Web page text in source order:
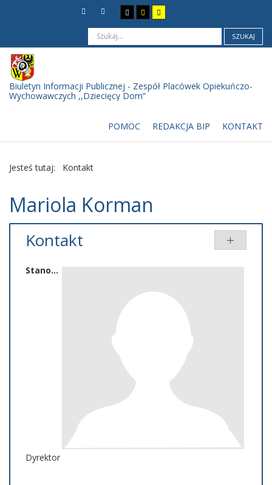
SZUKAJ
Biuletyn Informacji Publicznej - Zespół Placówek Opiekuńczo-
Wychowawczych ,,Dziecięcy Dom”
POMOC REDAKCJA BIP KONTAKT
Jesteś tutaj: Kontakt
Mariola Korman
Kontakt
Stanowisko:
Dyrektor